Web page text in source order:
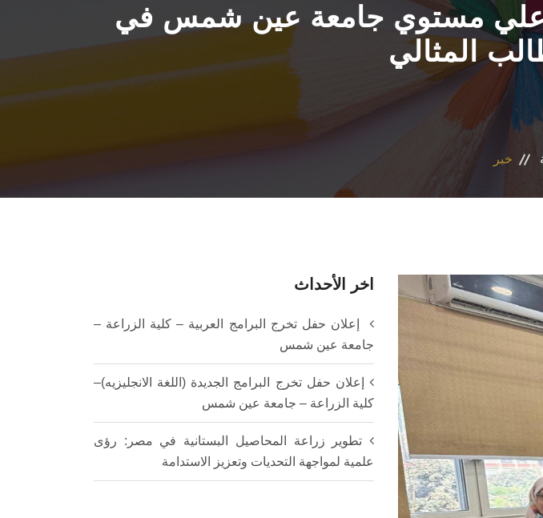
علي مستوي جامعة عين شمس في
المثالي
خبر
اخر الأحداث
إعلان حفل تخرج البرامج العربية – كلية الزراعة –
جامعة عين شمس
إعلان حفل تخرج البرامج الجديدة (اللغة الانجليزيه)–
كلية الزراعة – جامعة عين شمس
تطوير زراعة المحاصيل البستانية في مصر: رؤى
علمية لمواجهة التحديات وتعزيز الاستدامة